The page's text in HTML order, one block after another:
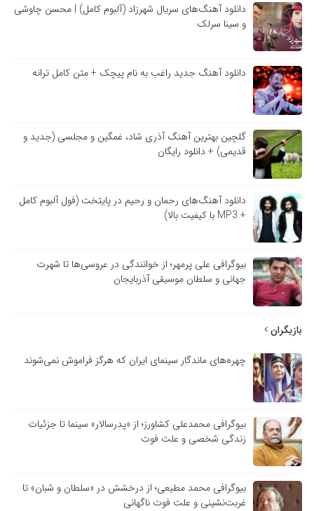
دانلود آهنگ‌های سریال شهرزاد (آلبوم کامل) | محسن چاوشی
و سینا سرلک
دانلود آهنگ جدید راغب به نام پیچک + متن کامل ترانه
گلچین بهترین آهنگ آذری شاد، غمگین و مجلسی (جدید و
قدیمی) + دانلود رایگان
دانلود آهنگ‌های رحمان و رحیم در پایتخت (فول آلبوم کامل
+ MP3 با کیفیت بالا)
بیوگرافی علی پرمهر؛ از خوانندگی در عروسی‌ها تا شهرت
جهانی و سلطان موسیقی آذربایجان
بازیگران
چهره‌های ماندگار سینمای ایران که هرگز فراموش نمی‌شوند
بیوگرافی محمدعلی کشاورز؛ از «پدرسالار» سینما تا جزئیات
زندگی شخصی و علت فوت
بیوگرافی محمد مطیعی؛ از درخشش در «سلطان و شبان» تا
غربت‌نشینی و علت فوت ناگهانی